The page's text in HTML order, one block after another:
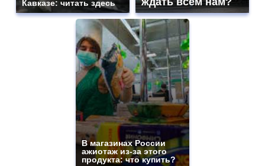
Кавказе: читать здесь
В магазинах России
ажиотаж из-за этого
продукта: что купить?